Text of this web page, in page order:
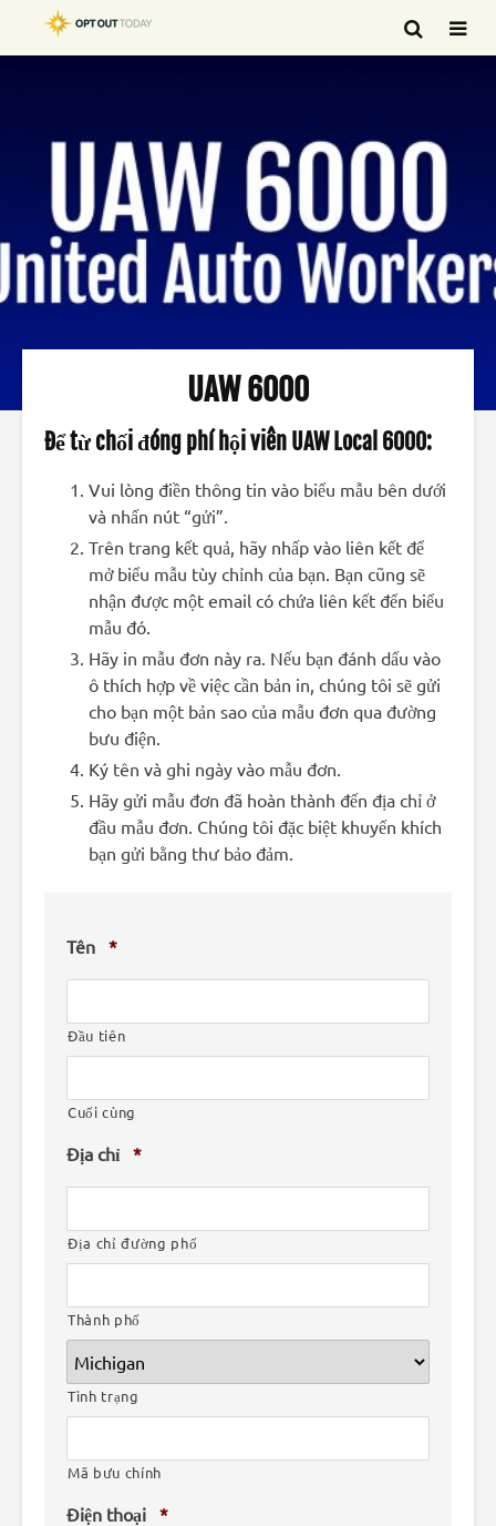
UAW 6000
Để từ chối đóng phí hội viên UAW Local 6000:
Vui lòng điền thông tin vào biểu mẫu bên dưới
và nhấn nút “gửi”.
Trên trang kết quả, hãy nhấp vào liên kết để
mở biểu mẫu tùy chỉnh của bạn. Bạn cũng sẽ
nhận được một email có chứa liên kết đến biểu
mẫu đó.
Hãy in mẫu đơn này ra. Nếu bạn đánh dấu vào
ô thích hợp về việc cần bản in, chúng tôi sẽ gửi
cho bạn một bản sao của mẫu đơn qua đường
bưu điện.
Ký tên và ghi ngày vào mẫu đơn.
Hãy gửi mẫu đơn đã hoàn thành đến địa chỉ ở
đầu mẫu đơn. Chúng tôi đặc biệt khuyến khích
bạn gửi bằng thư bảo đảm.
Tên *
Đầu tiên
Cuối cùng
Địa chỉ *
Địa chỉ đường phố
Thành phố
Tình trạng
Mã bưu chính
Điện thoại *